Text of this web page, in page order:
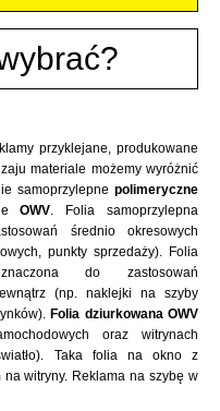
przyklejane, produkowane
materiale możemy wyróżnić
samoprzylepne polimeryczne
OWV. Folia samoprzylepna
średnio okresowych
punkty sprzedaży). Folia
do zastosowań
(np. naklejki na szyby
Folia dziurkowana OWV
oraz witrynach
Taka folia na okno z
witryny. Reklama na szybę w